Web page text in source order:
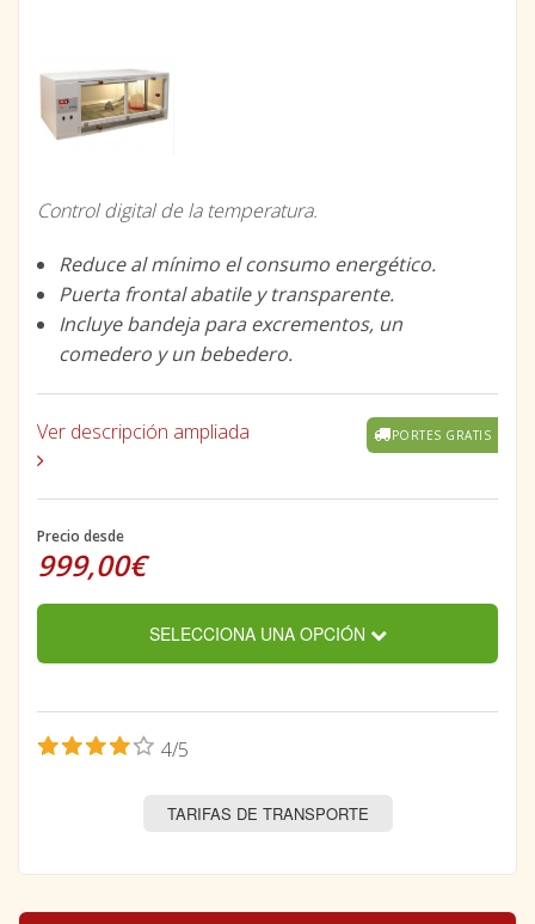
Control digital de la temperatura.
Reduce al mínimo el consumo energético.
Puerta frontal abatile y transparente.
Incluye bandeja para excrementos, un
comedero y un bebedero.
Ver descripción ampliada PORTES GRATIS
Precio desde
999,00€
SELECCIONA UNA OPCIÓN
4/5
TARIFAS DE TRANSPORTE